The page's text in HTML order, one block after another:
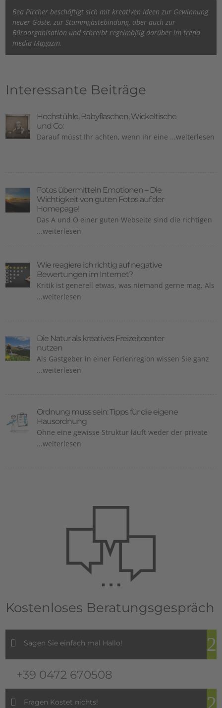
Bea Pircher beschäftigt sich mit kreativen Ideen zur Gewinnung
neuer Gäste, zur Stammgästebindung, aber auch zur
Büroorganisation und schreibt regelmäßig darüber im trend
media Magazin.
Interessante Beiträge
Hochstühle, Babyflaschen, Wickeltische
und Co:
Darauf müsst Ihr achten, wenn Ihr eine ...weiterlesen
Fotos übermitteln Emotionen – Die
Wichtigkeit von guten Fotos auf der
Homepage!
Das A und O einer guten Webseite sind die richtigen
...weiterlesen
Wie reagiere ich richtig auf negative
Bewertungen im Internet?
Kritik ist generell etwas, was niemand gerne mag. Als
...weiterlesen
Die Natur als kreatives Freizeitcenter
nutzen
Als Gastgeber in einer Ferienregion wissen Sie ganz
...weiterlesen
Ordnung muss sein: Tipps für die eigene
Hausordnung
Ohne eine gewisse Struktur läuft weder der private
...weiterlesen
Kostenloses Beratungsgespräch
Sagen Sie einfach mal Hallo!
+39 0472 670508
Fragen Kostet nichts!